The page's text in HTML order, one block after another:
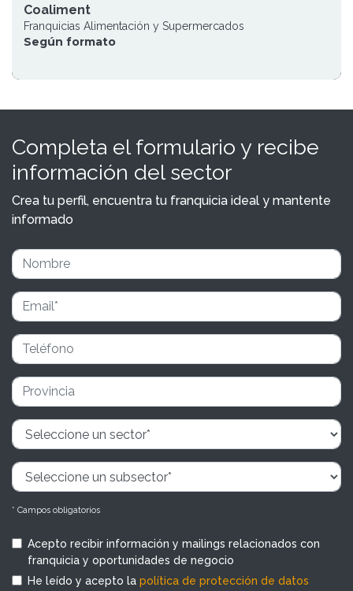
Coaliment
Franquicias Alimentación y Supermercados
Según formato
Completa el formulario y recibe
información del sector
Crea tu perfil, encuentra tu franquicia ideal y mantente
informado
* Campos obligatorios
Acepto recibir información y mailings relacionados con
franquicia y oportunidades de negocio
He leído y acepto la política de protección de datos